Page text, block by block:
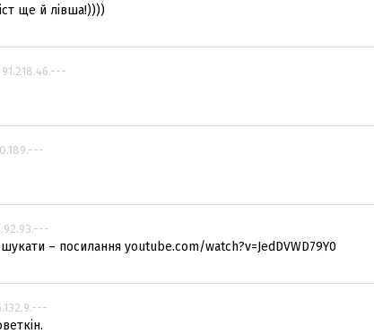
ще й лівша!))))
91.218.46.---
– посилання youtube.com/watch?v=JedDVWD79Y0